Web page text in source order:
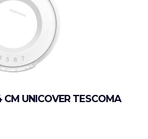
UNICOVER TESCOMA